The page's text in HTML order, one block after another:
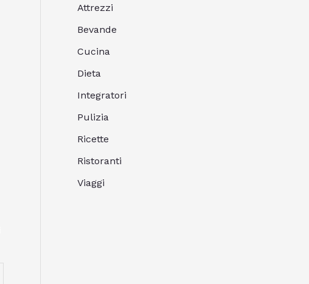
Attrezzi
Bevande
Cucina
Dieta
Integratori
Pulizia
Ricette
Ristoranti
Viaggi